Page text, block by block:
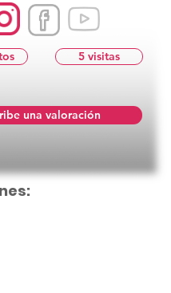
5 visitas
una valoración